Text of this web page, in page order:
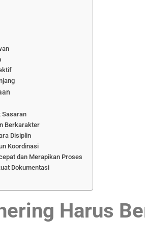
Sasaran
Berkarakter
Disiplin
Koordinasi
dan Merapikan Proses
Dokumentasi
Harus